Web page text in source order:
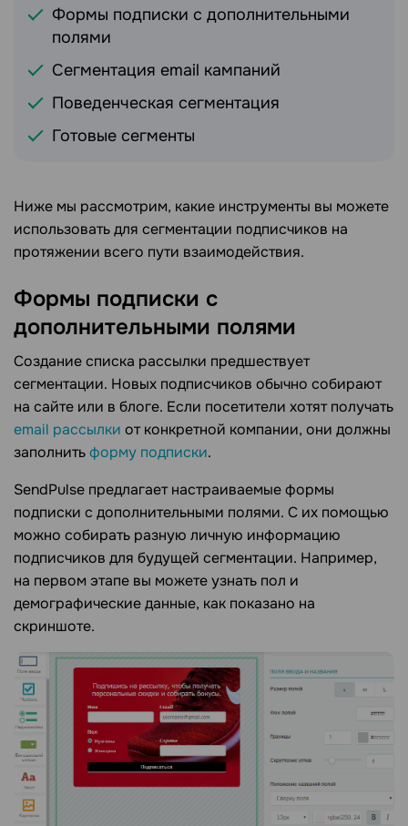
Формы подписки с дополнительными
полями
Сегментация email кампаний
Поведенческая сегментация
Готовые сегменты
Ниже мы рассмотрим, какие инструменты вы можете
использовать для сегментации подписчиков на
протяжении всего пути взаимодействия.
Формы подписки с
дополнительными полями
Создание списка рассылки предшествует
сегментации. Новых подписчиков обычно собирают
на сайте или в блоге. Если посетители хотят получать
email рассылки от конкретной компании, они должны
заполнитьформу подписки.
SendPulse предлагает настраиваемые формы
подписки с дополнительными полями. С их помощью
можно собирать разную личную информацию
подписчиков для будущей сегментации. Например,
на первом этапе вы можете узнать пол и
демографические данные, как показано на
скриншоте.